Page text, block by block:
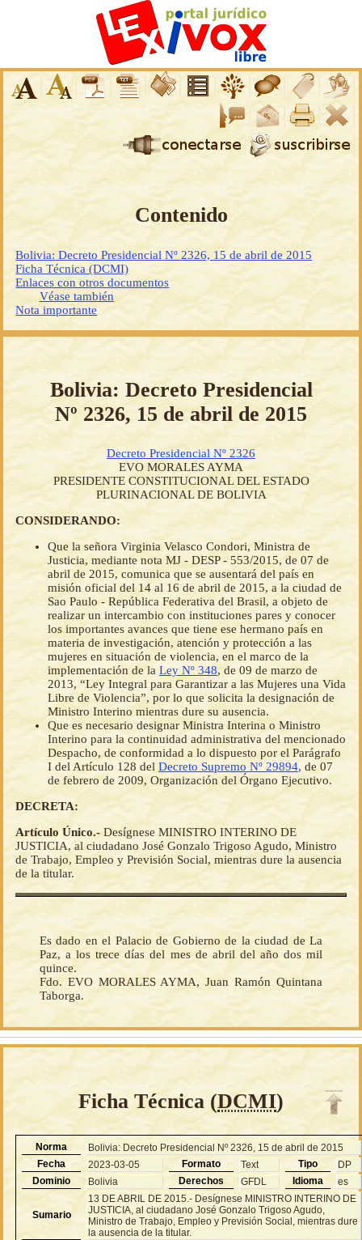
Contenido
Bolivia: Decreto Presidencial Nº 2326, 15 de abril de 2015
Ficha Técnica (DCMI)
Enlaces con otros documentos
Véase también
Nota importante
Bolivia: Decreto Presidencial
Nº 2326, 15 de abril de 2015
Decreto Presidencial Nº 2326
EVO MORALES AYMA
PRESIDENTE CONSTITUCIONAL DEL ESTADO
PLURINACIONAL DE BOLIVIA
CONSIDERANDO:
Que la señora Virginia Velasco Condori, Ministra de
Justicia, mediante nota MJ - DESP - 553/2015, de 07 de
abril de 2015, comunica que se ausentará del país en
misión oficial del 14 al 16 de abril de 2015, a la ciudad de
Sao Paulo - República Federativa del Brasil, a objeto de
realizar un intercambio con instituciones pares y conocer
los importantes avances que tiene ese hermano país en
materia de investigación, atención y protección a las
mujeres en situación de violencia, en el marco de la
implementación de la Ley Nº 348, de 09 de marzo de
2013, “Ley Integral para Garantizar a las Mujeres una Vida
Libre de Violencia”, por lo que solicita la designación de
Ministro Interino mientras dure su ausencia.
Que es necesario designar Ministra Interina o Ministro
Interino para la continuidad administrativa del mencionado
Despacho, de conformidad a lo dispuesto por el Parágrafo
I del Artículo 128 del Decreto Supremo Nº 29894, de 07
de febrero de 2009, Organización del Órgano Ejecutivo.
DECRETA:
Artículo Único.- Desígnese MINISTRO INTERINO DE
JUSTICIA, al ciudadano José Gonzalo Trigoso Agudo, Ministro
de Trabajo, Empleo y Previsión Social, mientras dure la ausencia
de la titular.
Es dado en el Palacio de Gobierno de la ciudad de La
Paz, a los trece días del mes de abril del año dos mil
quince.
Fdo. EVO MORALES AYMA, Juan Ramón Quintana
Taborga.
Ficha Técnica (DCMI)
Norma
Bolivia: Decreto Presidencial Nº 2326, 15 de abril de 2015
Fecha
2023-03-05 Formato Text Tipo
DP
Dominio
Bolivia Derechos GFDL Idioma es
Sumario
13 DE ABRIL DE 2015.- Desígnese MINISTRO INTERINO DE
JUSTICIA, al ciudadano José Gonzalo Trigoso Agudo,
Ministro de Trabajo, Empleo y Previsión Social, mientras dure
la ausencia de la titular.